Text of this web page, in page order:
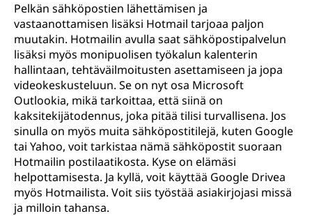
Pelkän sähköpostien lähettämisen ja
vastaanottamisen lisäksi Hotmail tarjoaa paljon
muutakin. Hotmailin avulla saat sähköpostipalvelun
lisäksi myös monipuolisen työkalun kalenterin
hallintaan, tehtäväilmoitusten asettamiseen ja jopa
videokeskusteluun. Se on nyt osa Microsoft
Outlookia, mikä tarkoittaa, että siinä on
kaksitekijätodennus, joka pitää tilisi turvallisena. Jos
sinulla on myös muita sähköpostitilejä, kuten Google
tai Yahoo, voit tarkistaa nämä sähköpostit suoraan
Hotmailin postilaatikosta. Kyse on elämäsi
helpottamisesta. Ja kyllä, voit käyttää Google Drivea
myös Hotmailista. Voit siis työstää asiakirjojasi missä
ja milloin tahansa.